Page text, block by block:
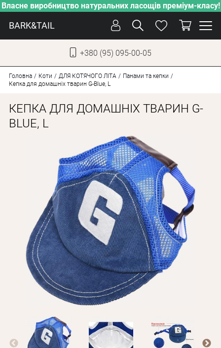
Власне виробництво натуральних ласощів преміум-класу!
BARK&TAIL
+380 (95) 095-00-05
ДОГЛЯД
ВІД СПЕКИ
ВЛАСНЕ ВИРОБНИЦТВО
НОВИНКИ
АКЦІЇ
ДЛЯ КОТІВ
Оплата і доставка
Програма лояльності
Про Нас
Оптовим клієнтам
Контакти
Головна Коти ДЛЯ КОТЯЧОГО ЛІТА
Панами та кепки
Кепка для домашніх тварин G-Blue, L
КЕПКА ДЛЯ ДОМАШНІХ ТВАРИН G-
BLUE, L